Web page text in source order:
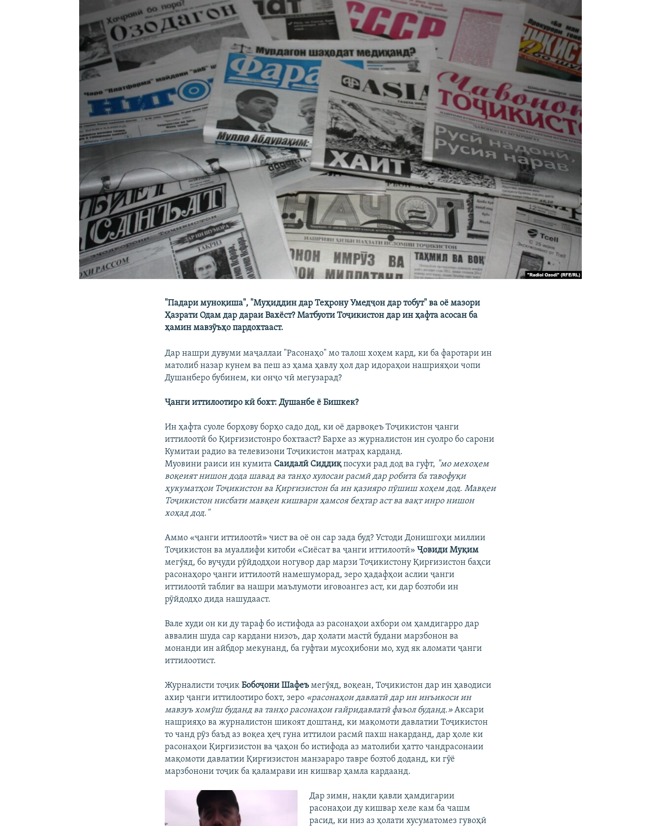
"Падари муноқиша", "Муҳиддин дар Теҳрону Умедҷон дар тобут" ва оё мазори
Ҳазрати Одам дар дараи Вахёст? Матбуоти Тоҷикистон дар ин ҳафта асосан ба
ҳамин мавзӯъҳо пардохтааст.
Дар нашри дувуми маҷаллаи "Расонаҳо" мо талош хоҳем кард, ки ба фаротари ин
матолиб назар кунем ва пеш аз ҳама ҳавлу ҳол дар идораҳои нашрияҳои чопи
Душанберо бубинем, ки онҷо чӣ мегузарад?
Ҷанги иттилоотиро кӣ бохт: Душанбе ё Бишкек?
Ин ҳафта суоле борҳову борҳо садо дод, ки оё дарвоқеъ Тоҷикистон ҷанги
иттилоотӣ бо Қирғизистонро бохтааст? Бархе аз журналистон ин суолро бо сарони
Кумитаи радио ва телевизони Тоҷикистон матраҳ карданд.
Муовини раиси ин кумита Саидалӣ Сиддиқпосухи рад дод ва гуфт, "мо мехоҳем
воқеият нишон дода шавад ва танҳо хулосаи расмӣ дар робита ба тавофуқи
ҳукуматҳои Тоҷикистон ва Қирғизистон ба ин қазияро пӯшиш хоҳем дод. Мавқеи
Тоҷикистон нисбати мавқеи кишвари ҳамсоя беҳтар аст ва вақт инро нишон
хоҳад дод."
Аммо «ҷанги иттилоотӣ» чист ва оё он сар зада буд? Устоди Донишгоҳи миллии
Тоҷикистон ва муаллифи китоби «Сиёсат ва ҷанги иттилоотӣ»Ҷовиди Муқим
мегӯяд, бо вуҷуди рӯйдодҳои ногувор дар марзи Тоҷикистону Қирғизистон баҳси
расонаҳоро ҷанги иттилоотӣ намешуморад, зеро ҳадафҳои аслии ҷанги
иттилоотӣ таблиғ ва нашри маълумоти иғовоангез аст, ки дар бозтоби ин
рӯйдодҳо дида нашудааст.
Вале худи он ки ду тараф бо истифода аз расонаҳои ахбори ом ҳамдигарро дар
аввалин шуда сар кардани низоъ, дар ҳолати мастӣ будани марзбонон ва
монанди ин айбдор мекунанд, ба гуфтаи мусоҳибони мо, худ як аломати ҷанги
иттилоотист.
Журналисти тоҷикБобоҷони Шафеъмегӯяд, воқеан, Тоҷикистон дар ин ҳаводиси
ахир ҷанги иттилоотиро бохт, зеро «расонаҳои давлатӣ дар ин инъикоси ин
мавзуъ хомӯш буданд ва танҳо расонаҳои ғайридавлатӣ фаъол буданд.»Аксари
нашрияҳо ва журналистон шикоят доштанд, ки мақомоти давлатии Тоҷикистон
то чанд рӯз баъд аз воқеа ҳеҷ гуна иттилои расмӣ пахш накарданд, дар ҳоле ки
расонаҳои Қирғизистон ва ҷаҳон бо истифода аз матолиби ҳатто чандрасонаии
мақомоти давлатии Қирғизистон манзараро тавре бозтоб доданд, ки гӯё
марзбонони тоҷик ба қаламрави ин кишвар ҳамла кардаанд.
Дар зимн, нақли қавли ҳамдигарии
расонаҳои ду кишвар хеле кам ба чашм
расид, ки низ аз ҳолати хусуматомез гувоҳӣ